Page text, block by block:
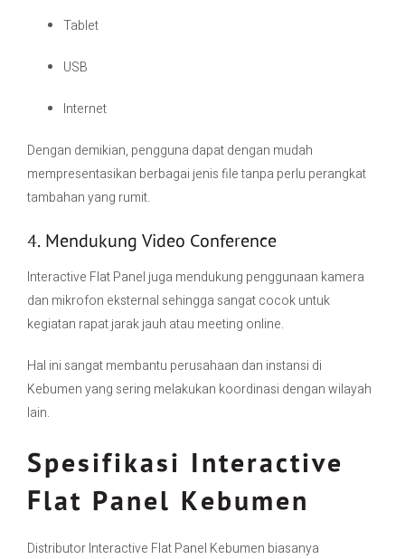
Tablet
USB
Internet
Dengan demikian, pengguna dapat dengan mudah
mempresentasikan berbagai jenis file tanpa perlu perangkat
tambahan yang rumit.
4. Mendukung Video Conference
Interactive Flat Panel juga mendukung penggunaan kamera
dan mikrofon eksternal sehingga sangat cocok untuk
kegiatan rapat jarak jauh atau meeting online.
Hal ini sangat membantu perusahaan dan instansi di
Kebumen yang sering melakukan koordinasi dengan wilayah
lain.
Spesifikasi Interactive
Flat Panel Kebumen
Distributor Interactive Flat Panel Kebumen biasanya